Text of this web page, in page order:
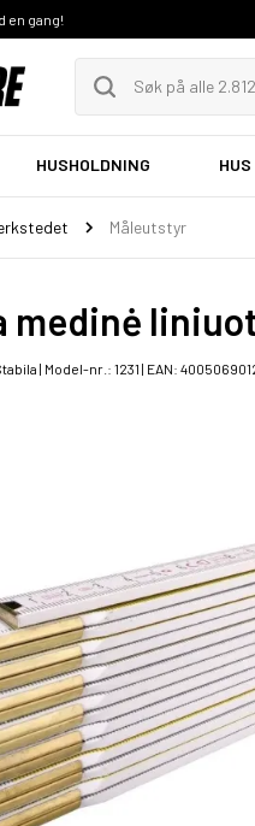
en gang!
HUSHOLDNING
Måleutstyr
| Model-nr.: 1231 | EAN: